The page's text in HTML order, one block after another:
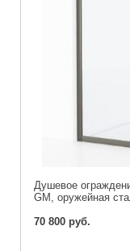
Душевое
GM, оружейная
70 800 руб.